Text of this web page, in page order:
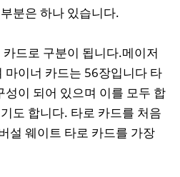
분은 하나 있습니다.
드로 구분이 됩니다.메이저
마이너 카드는 56장입니다 타
이 되어 있으며 이를 모두 합
도 합니다. 타로 카드를 처음
설 웨이트 타로 카드를 가장